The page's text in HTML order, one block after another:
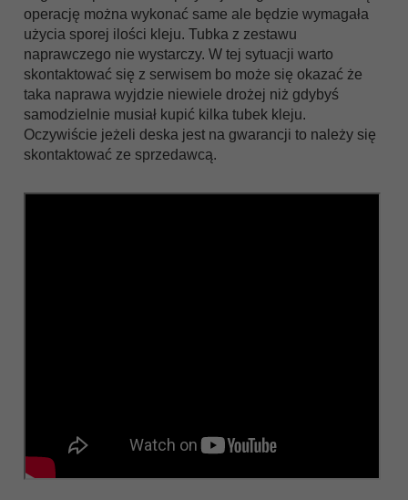
operację można wykonać same ale będzie wymagała
użycia sporej ilości kleju. Tubka z zestawu
naprawczego nie wystarczy. W tej sytuacji warto
skontaktować się z serwisem bo może się okazać że
taka naprawa wyjdzie niewiele drożej niż gdybyś
samodzielnie musiał kupić kilka tubek kleju.
Oczywiście jeżeli deska jest na gwarancji to należy się
skontaktować ze sprzedawcą.